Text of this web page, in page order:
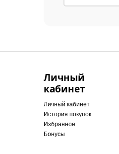
Личный
кабинет
Личный кабинет
История покупок
Избранное
Бонусы